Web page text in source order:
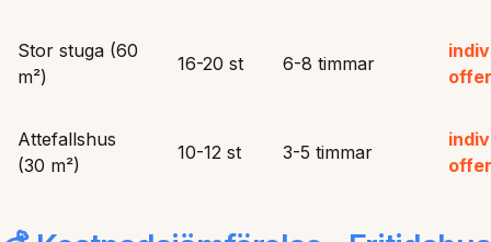
Stor stuga (60
m²)
16-20 st 6-8 timmar
Attefallshus
(30 m²)
10-12 st 3-5 timmar